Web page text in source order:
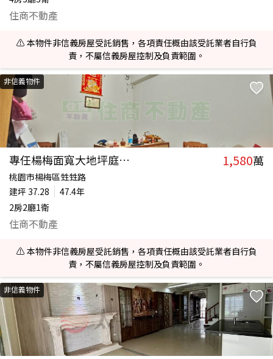
住商不動產
⚠️ 本物件非信義房屋受託銷售，各項責任概由該受託業者自行負
責，不屬信義房屋控制及負責範圍。
非信義物件
專任楊梅面寬大地坪庭院透天 1,580萬
桃園市楊梅區甡甡路
建坪 37.28
47.4年
2房2廳1衛
住商不動產
⚠️ 本物件非信義房屋受託銷售，各項責任概由該受託業者自行負
責，不屬信義房屋控制及負責範圍。
非信義物件